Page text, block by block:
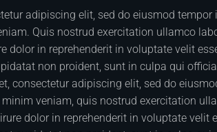
adipiscing elit, sed do eiusmod
Quis nostrud exercitation ullamco
dolor in reprehenderit in voluptate velit
non proident, sunt in culpa qui
consectetur adipiscing elit, sed do
veniam, quis nostrud exercitation
dolor in reprehenderit in voluptate velit